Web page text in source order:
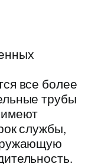
все более
трубы
имеют
службы,